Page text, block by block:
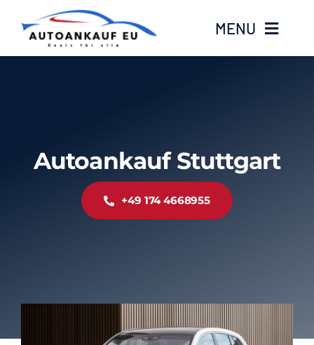
Inhalt
springen
MENU
Kontakt
Autoankauf Stuttgart
+49 174 4668955